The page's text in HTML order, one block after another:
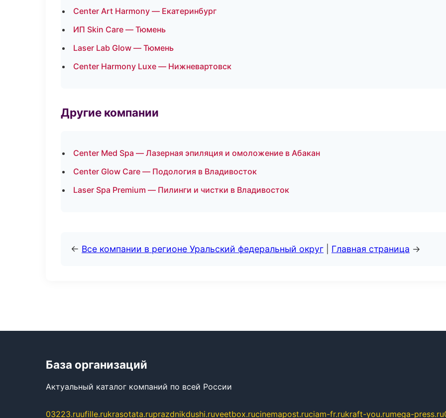
Center Art Harmony — Екатеринбург
ИП Skin Care — Тюмень
Laser Lab Glow — Тюмень
Center Harmony Luxe — Нижневартовск
Другие компании
Center Med Spa — Лазерная эпиляция и омоложение в Абакан
Center Glow Care — Подология в Владивосток
Laser Spa Premium — Пилинги и чистки в Владивосток
← Все компании в регионе Уральский федеральный округ Главная страница →
База организаций
Актуальный каталог компаний по всей России
03223.ruufille.rukrasotata.ruprazdnikdushi.ruveetbox.rucinemapost.ruciam-fr.rukraft-you.rumega-press.ru